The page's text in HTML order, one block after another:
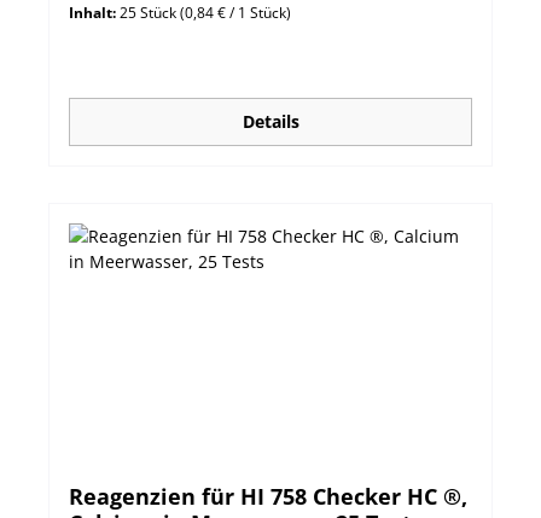
Inhalt:25 Stück(0,84 € / 1 Stück)
Details
Reagenzien für HI 758 Checker HC ®,